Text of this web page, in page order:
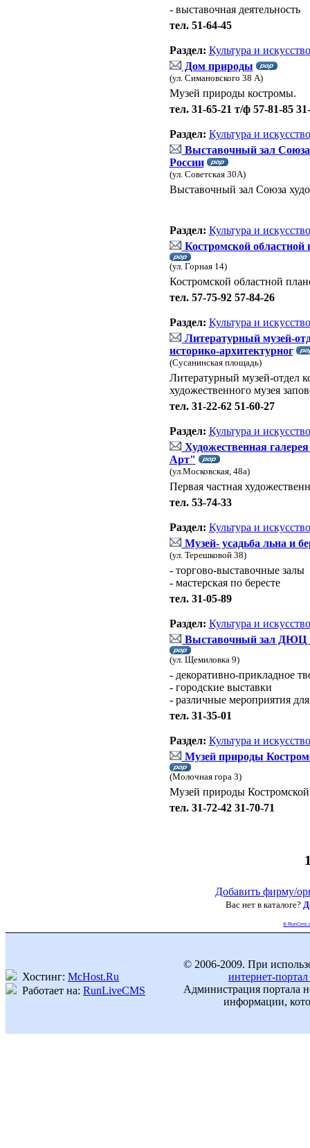
- выставочная деятельность
тел. 51-64-45
Раздел: Культура и искусство
Дом природы
(ул. Симановского 38 А)
Музей природы костромы.
тел. 31-65-21 т/ф 57-81-85
Раздел: Культура и искусство
Выставочный зал
России
(ул. Советская 30А)
Выставочный зал Союза
Раздел: Культура и искусство
Костромской областной
(ул. Горная 14)
Костромской областной
тел. 57-75-92 57-84-26
Раздел: Культура и искусство
Литературный музей-
историко-архитектурног
(Сусанинская площадь)
Литературный музей-отдел
художественного музея
тел. 31-22-62 51-60-27
Раздел: Культура и искусство
Художественная
Арт"
(ул.Московская, 48а)
Первая частная
тел. 53-74-33
Раздел: Культура и искусство
Музей- усадьба льна и
(ул. Терешковой 38)
- торгово-выставочные залы
- мастерская по бересте
тел. 31-05-89
Раздел: Культура и искусство
Выставочный зал
(ул. Щемиловка 9)
- декоративно-прикладное
- городские выставки
- различные мероприятия
тел. 31-35-01
Раздел: Культура и искусство
Музей природы
(Молочная гора 3)
Музей природы Костромской
тел. 31-72-42 31-70-71
Добавить фирму/
Вас нет в каталоге?
©
Хостинг: McHost.Ru
Работает на: RunLiveCMS
© 2006-2009. При
интернет-
Администрация портала
информации,